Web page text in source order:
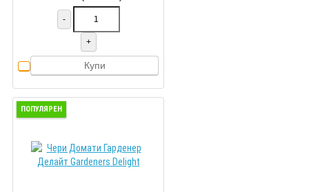
-
+
Купи
ПОПУЛЯРЕН